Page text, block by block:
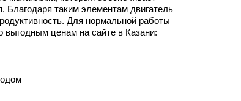
Благодаря таким элементам двигатель
Для нормальной работы
выгодным ценам на сайте в Казани: